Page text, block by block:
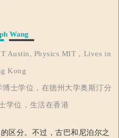
Wang
Austin, Physics MIT，Lives in
Kong
士学位，在德州大学奥斯汀分
学位，生活在香港
区分。不过，古巴和尼泊尔之